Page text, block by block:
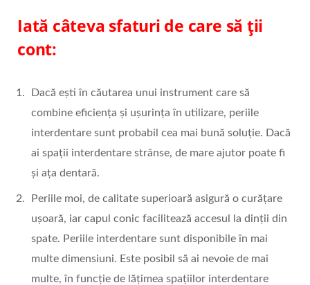
Iată câteva sfaturi de care să ții
cont:
Dacă ești în căutarea unui instrument care să
combine eficiența și ușurința în utilizare, periile
interdentare sunt probabil cea mai bună soluție. Dacă
ai spații interdentare strânse, de mare ajutor poate fi
și ața dentară.
Periile moi, de calitate superioară asigură o curățare
ușoară, iar capul conic facilitează accesul la dinții din
spate. Periile interdentare sunt disponibile în mai
multe dimensiuni. Este posibil să ai nevoie de mai
multe, în funcție de lățimea spațiilor interdentare